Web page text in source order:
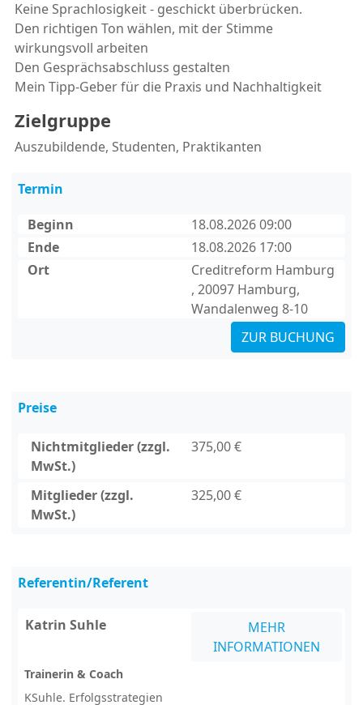
Keine Sprachlosigkeit - geschickt überbrücken.
Den richtigen Ton wählen, mit der Stimme
wirkungsvoll arbeiten
Den Gesprächsabschluss gestalten
Mein Tipp-Geber für die Praxis und Nachhaltigkeit
Zielgruppe
Auszubildende, Studenten, Praktikanten
Termin
Beginn
18.08.2026 09:00
Ende
18.08.2026 17:00
Ort
Creditreform Hamburg
, 20097 Hamburg,
Wandalenweg 8-10
ZUR BUCHUNG
Preise
Nichtmitglieder (zzgl.
MwSt.)
375,00 €
Mitglieder (zzgl.
MwSt.)
325,00 €
Referentin/Referent
Katrin Suhle
MEHR
INFORMATIONEN
Trainerin & Coach
KSuhle. Erfolgsstrategien